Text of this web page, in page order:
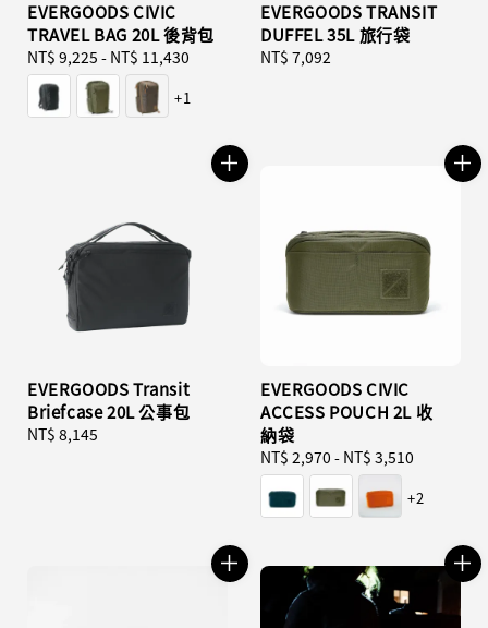
EVERGOODS CIVIC
TRAVEL BAG 20L 後背包
Regular
price
NT$ 9,225 - NT$ 11,430
+1
EVERGOODS TRANSIT
DUFFEL 35L 旅行袋
Regular
NT$ 7,092
EVERGOODS Transit
Briefcase 20L 公事包
Regular
NT$ 8,145
EVERGOODS CIVIC
ACCESS POUCH 2L 收
納袋
Regular
price
NT$ 2,970 - NT$ 3,510
+2